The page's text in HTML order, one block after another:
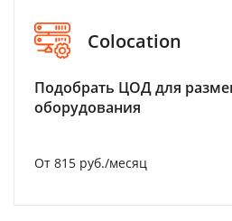
Colocation
Подобрать ЦОД для
оборудования
От 815 руб./месяц